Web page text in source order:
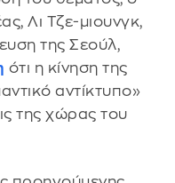
Λι Τζε-μιουνγκ,
της Σεούλ,
ότι η κίνηση της
αντίκτυπο»
της χώρας του